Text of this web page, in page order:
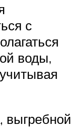
с
воды,
выгребной